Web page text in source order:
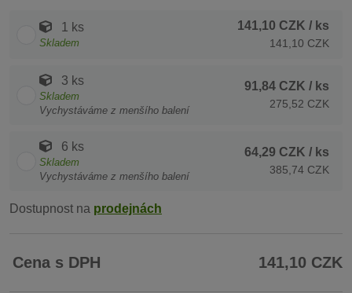
1 ks
Skladem
141,10 CZK / ks
141,10 CZK
3 ks
Skladem
Vychystáváme z menšího balení
91,84 CZK / ks
275,52 CZK
6 ks
Skladem
Vychystáváme z menšího balení
64,29 CZK / ks
385,74 CZK
Dostupnost na prodejnách
Cena s DPH 141,10 CZK